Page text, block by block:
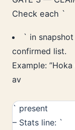
Check each `
` in
confirmed list.
Example:
av
` present
– Stats line: `